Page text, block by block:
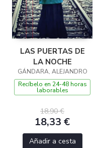
LAS PUERTAS DE
LA NOCHE
GÁNDARA, ALEJANDRO
Recíbelo en 24-48 horas
laborables
18,90 €
18,33 €
Añadir a cesta